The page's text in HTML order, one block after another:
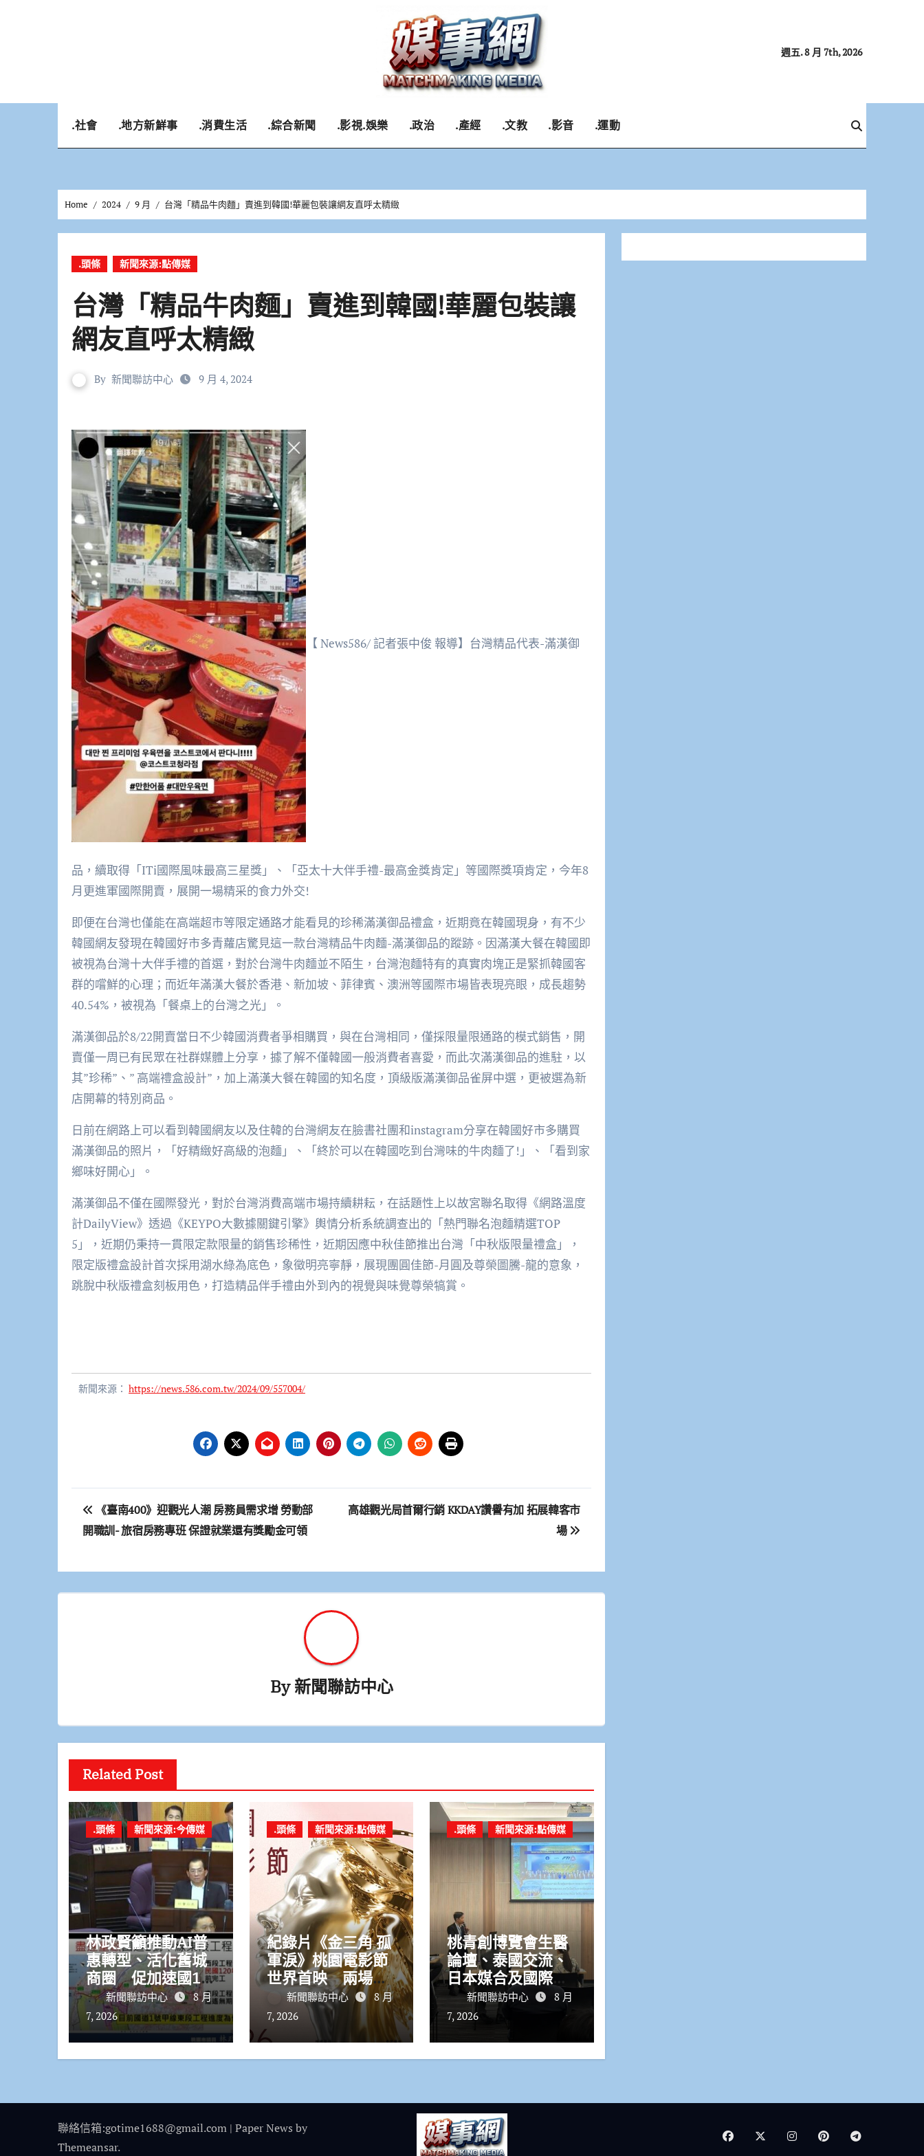
週五. 8 月 7th, 2026
.社會 .地方新鮮事 .消費生活 .綜合新聞 .影視.娛樂 .政治 .產經 .文教 .影音 .運動
Home 2024 9 月 台灣「精品牛肉麵」賣進到韓國!華麗包裝讓網友直呼太精緻
.頭條 新聞來源:點傳媒
台灣「精品牛肉麵」賣進到韓國!華麗包裝讓
網友直呼太精緻
By 新聞聯訪中心 9 月 4, 2024
【 News586/ 記者張中俊 報導】台灣精品代表-滿漢御
品，續取得「ITi國際風味最高三星獎」、「亞太十大伴手禮-最高金獎肯定」等國際獎項肯定，今年8
月更進軍國際開賣，展開一場精采的食力外交!
即便在台灣也僅能在高端超市等限定通路才能看見的珍稀滿漢御品禮盒，近期竟在韓國現身，有不少
韓國網友發現在韓國好市多青蘿店驚見這一款台灣精品牛肉麵-滿漢御品的蹤跡。因滿漢大餐在韓國即
被視為台灣十大伴手禮的首選，對於台灣牛肉麵並不陌生，台灣泡麵特有的真實肉塊正是緊抓韓國客
群的嚐鮮的心理；而近年滿漢大餐於香港、新加坡、菲律賓、澳洲等國際市場皆表現亮眼，成長趨勢
40.54%，被視為「餐桌上的台灣之光」。
滿漢御品於8/22開賣當日不少韓國消費者爭相購買，與在台灣相同，僅採限量限通路的模式銷售，開
賣僅一周已有民眾在社群媒體上分享，據了解不僅韓國一般消費者喜愛，而此次滿漢御品的進駐，以
其”珍稀”、” 高端禮盒設計”，加上滿漢大餐在韓國的知名度，頂級版滿漢御品雀屏中選，更被選為新
店開幕的特別商品。
日前在網路上可以看到韓國網友以及住韓的台灣網友在臉書社團和instagram分享在韓國好市多購買
滿漢御品的照片，「好精緻好高級的泡麵」、「終於可以在韓國吃到台灣味的牛肉麵了!」、「看到家
鄉味好開心」。
滿漢御品不僅在國際發光，對於台灣消費高端市場持續耕耘，在話題性上以故宮聯名取得《網路溫度
計DailyView》透過《KEYPO大數據關鍵引擎》輿情分析系統調查出的「熱門聯名泡麵精選TOP
5」，近期仍秉持一貫限定款限量的銷售珍稀性，近期因應中秋佳節推出台灣「中秋版限量禮盒」，
限定版禮盒設計首次採用湖水綠為底色，象徵明亮寧靜，展現團圓佳節-月圓及尊榮圖騰-龍的意象，
跳脫中秋版禮盒刻板用色，打造精品伴手禮由外到內的視覺與味覺尊榮犒賞。
新聞來源： https://news.586.com.tw/2024/09/557004/
文
章
覽
《臺南400》迎觀光人潮 房務員需求增 勞動部
開職訓- 旅宿房務專班 保證就業還有獎勵金可領
高雄觀光局首爾行銷 KKDAY讚譽有加 拓展韓客市
場
By新聞聯訪中心
Related Post
.頭條 新聞來源:今傳媒
林政賢籲推動AI普
惠轉型、活化舊城
商圈 促加速國1
甲東段規劃
新聞聯訪中心
8 月
7, 2026
.頭條 新聞來源:點傳媒
紀錄片《金三角 孤
軍淚》桃園電影節
世界首映 兩場次
迅速完售
新聞聯訪中心
8 月
7, 2026
.頭條 新聞來源:點傳媒
桃青創博覽會生醫
論壇、泰國交流、
日本媒合及國際競
賽 接力登場
新聞聯訪中心
8 月
7, 2026
聯絡信箱:gotime1688@gmail.com | Paper News by
Themeansar.